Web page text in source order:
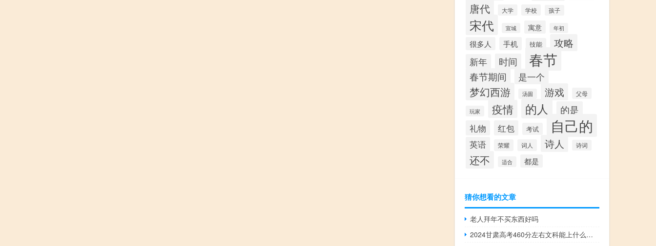
唐代 大学 学校 孩子
宋代 宣城 寓意 年初
很多人 手机 技能 攻略
新年 时间 春节
春节期间 是一个
梦幻西游 汤圆 游戏 父母
玩家 疫情 的人 的是
礼物 红包 考试 自己的
英语 荣耀 词人 诗人 诗词
还不 适合 都是
猜你想看的文章
老人拜年不买东西好吗
2024甘肃高考460分左右文科能上什么样的大学